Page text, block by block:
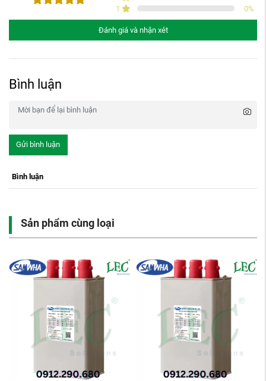
1
0%
Đánh giá và nhận xét
Bình luận
Gửi bình luận
Bình luận
Sản phẩm cùng loại